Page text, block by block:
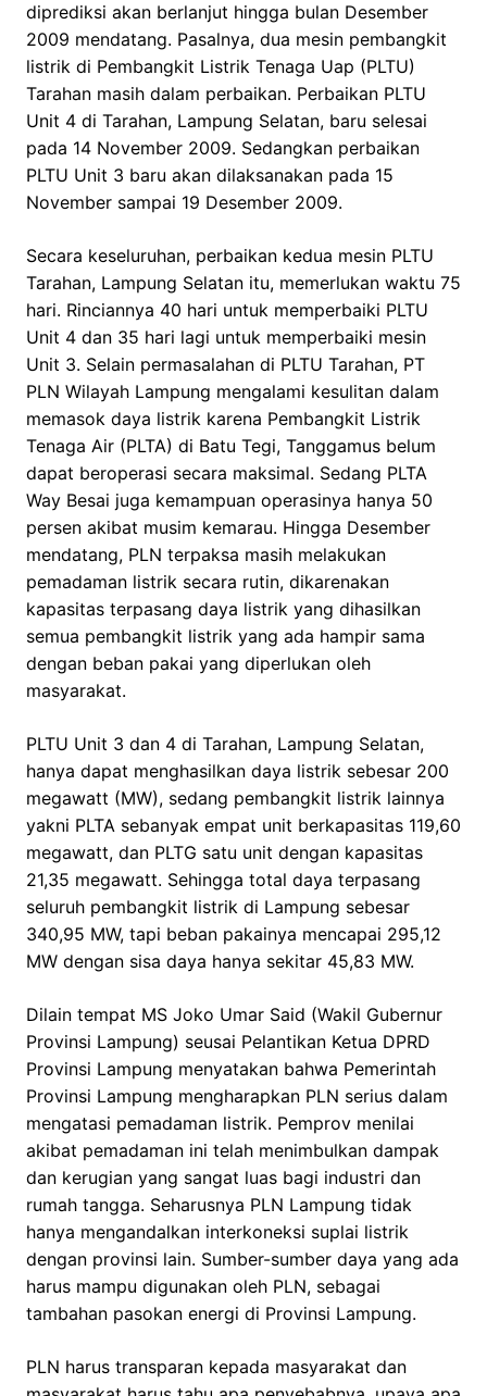
diprediksi akan berlanjut hingga bulan Desember
2009 mendatang. Pasalnya, dua mesin pembangkit
listrik di Pembangkit Listrik Tenaga Uap (PLTU)
Tarahan masih dalam perbaikan. Perbaikan PLTU
Unit 4 di Tarahan, Lampung Selatan, baru selesai
pada 14 November 2009. Sedangkan perbaikan
PLTU Unit 3 baru akan dilaksanakan pada 15
November sampai 19 Desember 2009.
Secara keseluruhan, perbaikan kedua mesin PLTU
Tarahan, Lampung Selatan itu, memerlukan waktu 75
hari. Rinciannya 40 hari untuk memperbaiki PLTU
Unit 4 dan 35 hari lagi untuk memperbaiki mesin
Unit 3. Selain permasalahan di PLTU Tarahan, PT
PLN Wilayah Lampung mengalami kesulitan dalam
memasok daya listrik karena Pembangkit Listrik
Tenaga Air (PLTA) di Batu Tegi, Tanggamus belum
dapat beroperasi secara maksimal. Sedang PLTA
Way Besai juga kemampuan operasinya hanya 50
persen akibat musim kemarau. Hingga Desember
mendatang, PLN terpaksa masih melakukan
pemadaman listrik secara rutin, dikarenakan
kapasitas terpasang daya listrik yang dihasilkan
semua pembangkit listrik yang ada hampir sama
dengan beban pakai yang diperlukan oleh
masyarakat.
PLTU Unit 3 dan 4 di Tarahan, Lampung Selatan,
hanya dapat menghasilkan daya listrik sebesar 200
megawatt (MW), sedang pembangkit listrik lainnya
yakni PLTA sebanyak empat unit berkapasitas 119,60
megawatt, dan PLTG satu unit dengan kapasitas
21,35 megawatt. Sehingga total daya terpasang
seluruh pembangkit listrik di Lampung sebesar
340,95 MW, tapi beban pakainya mencapai 295,12
MW dengan sisa daya hanya sekitar 45,83 MW.
Dilain tempat MS Joko Umar Said (Wakil Gubernur
Provinsi Lampung) seusai Pelantikan Ketua DPRD
Provinsi Lampung menyatakan bahwa Pemerintah
Provinsi Lampung mengharapkan PLN serius dalam
mengatasi pemadaman listrik. Pemprov menilai
akibat pemadaman ini telah menimbulkan dampak
dan kerugian yang sangat luas bagi industri dan
rumah tangga. Seharusnya PLN Lampung tidak
hanya mengandalkan interkoneksi suplai listrik
dengan provinsi lain. Sumber-sumber daya yang ada
harus mampu digunakan oleh PLN, sebagai
tambahan pasokan energi di Provinsi Lampung.
PLN harus transparan kepada masyarakat dan